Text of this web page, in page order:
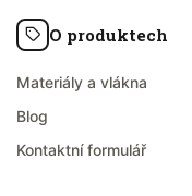
O produktech
Materiály a vlákna
Blog
Kontaktní formulář